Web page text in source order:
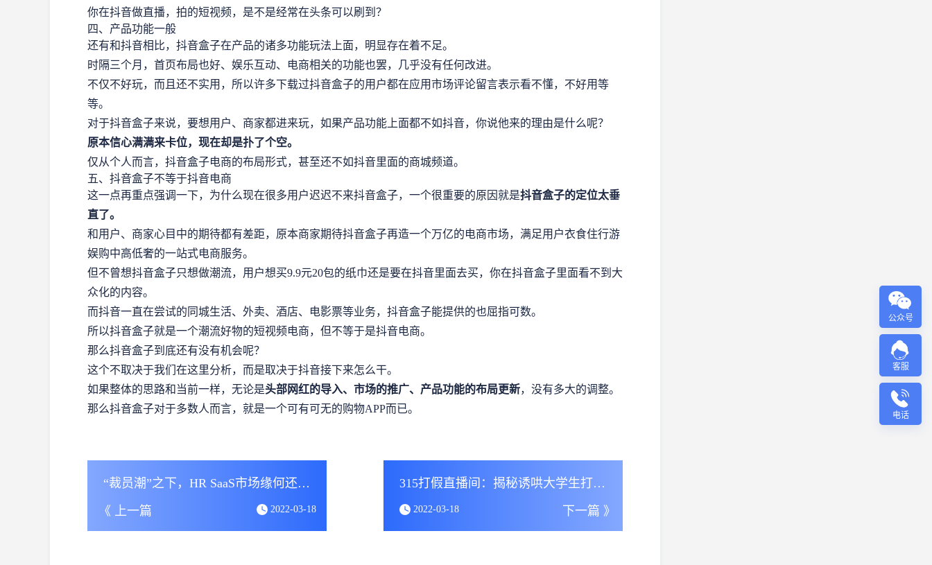
你在抖音做直播，拍的短视频，是不是经常在头条可以刷到？
四、产品功能一般
还有和抖音相比，抖音盒子在产品的诸多功能玩法上面，明显存在着不足。
时隔三个月，首页布局也好、娱乐互动、电商相关的功能也罢，几乎没有任何改进。
不仅不好玩，而且还不实用，所以许多下载过抖音盒子的用户都在应用市场评论留言表示看不懂，不好用等
等。
对于抖音盒子来说，要想用户、商家都进来玩，如果产品功能上面都不如抖音，你说他来的理由是什么呢？
原本信心满满来卡位，现在却是扑了个空。
仅从个人而言，抖音盒子电商的布局形式，甚至还不如抖音里面的商城频道。
五、抖音盒子不等于抖音电商
这一点再重点强调一下，为什么现在很多用户迟迟不来抖音盒子，一个很重要的原因就是抖音盒子的定位太垂
直了。
和用户、商家心目中的期待都有差距，原本商家期待抖音盒子再造一个万亿的电商市场，满足用户衣食住行游
娱购中高低奢的一站式电商服务。
但不曾想抖音盒子只想做潮流，用户想买9.9元20包的纸巾还是要在抖音里面去买，你在抖音盒子里面看不到大
众化的内容。
而抖音一直在尝试的同城生活、外卖、酒店、电影票等业务，抖音盒子能提供的也屈指可数。
所以抖音盒子就是一个潮流好物的短视频电商，但不等于是抖音电商。
那么抖音盒子到底还有没有机会呢？
这个不取决于我们在这里分析，而是取决于抖音接下来怎么干。
如果整体的思路和当前一样，无论是头部网红的导入、市场的推广、产品功能的布局更新，没有多大的调整。
那么抖音盒子对于多数人而言，就是一个可有可无的购物APP而已。
“裁员潮”之下，HR SaaS市场缘何还能站上风口？
《 上一篇
2022-03-18
315打假直播间：揭秘诱哄大学生打赏的骗术
2022-03-18 下一篇 》
公众号
客服
电话